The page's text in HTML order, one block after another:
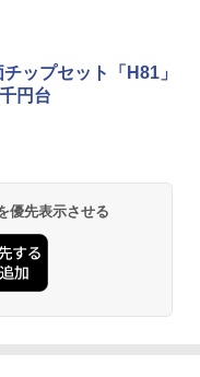
ト 全巻 【特典付き】
新 【描き下ろしコー
まんが 全巻セット
ンディングは死のみ 1-
オフホワイト
Flo Milli, ATL Jacob
ベルレス 500ml ×24本
ジウム含有 水 ミネラル
トル 静岡県産 500ミリリ
】 い・ろ・は・す 2L P
ベルレス 500ml ×24本
巻 (デジタル版ビッグガ
ップセット「H81」
円台
優先表示させる